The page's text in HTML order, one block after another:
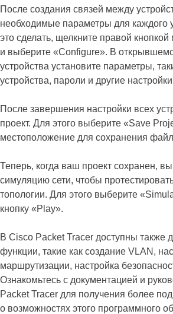
После создания связей между
необходимые параметры для каждого
это сделать, щелкните правой
и выберите «Configure». В
устройства установите параметры,
устройства, пароли и другие
После завершения настройки всех
проект. Для этого выберите «Save
местоположение для сохранения
Теперь, когда ваш проект сохранен,
симуляцию сети, чтобы
топологии. Для этого выберите
кнопку «Play».
В Cisco Packet Tracer доступны также
функции, такие как создание VLAN,
маршрутизации, настройка
Ознакомьтесь с документацией и
Packet Tracer для получения более
о возможностях этого программного